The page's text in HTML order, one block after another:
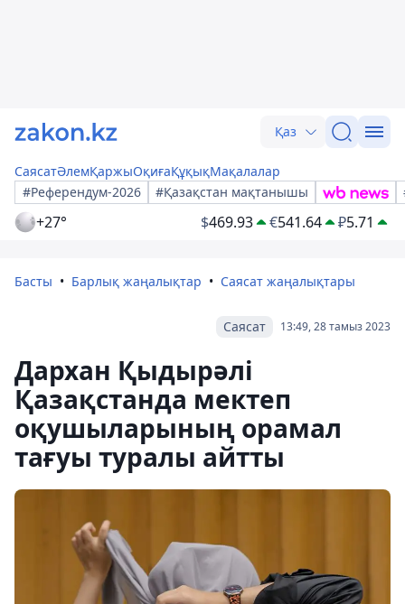
Қаз
СаясатӘлемҚаржыОқиғаҚұқықМақалалар
#Референдум-2026
#Қазақстан мақтанышы
+27° $469.93 €541.64 ₽5.71
Басты Барлық жаңалықтар Саясат жаңалықтары
13:49, 28 тамыз 2023
Саясат
Дархан Қыдырәлі
Қазақстанда мектеп
оқушыларының орамал
тағуы туралы айтты